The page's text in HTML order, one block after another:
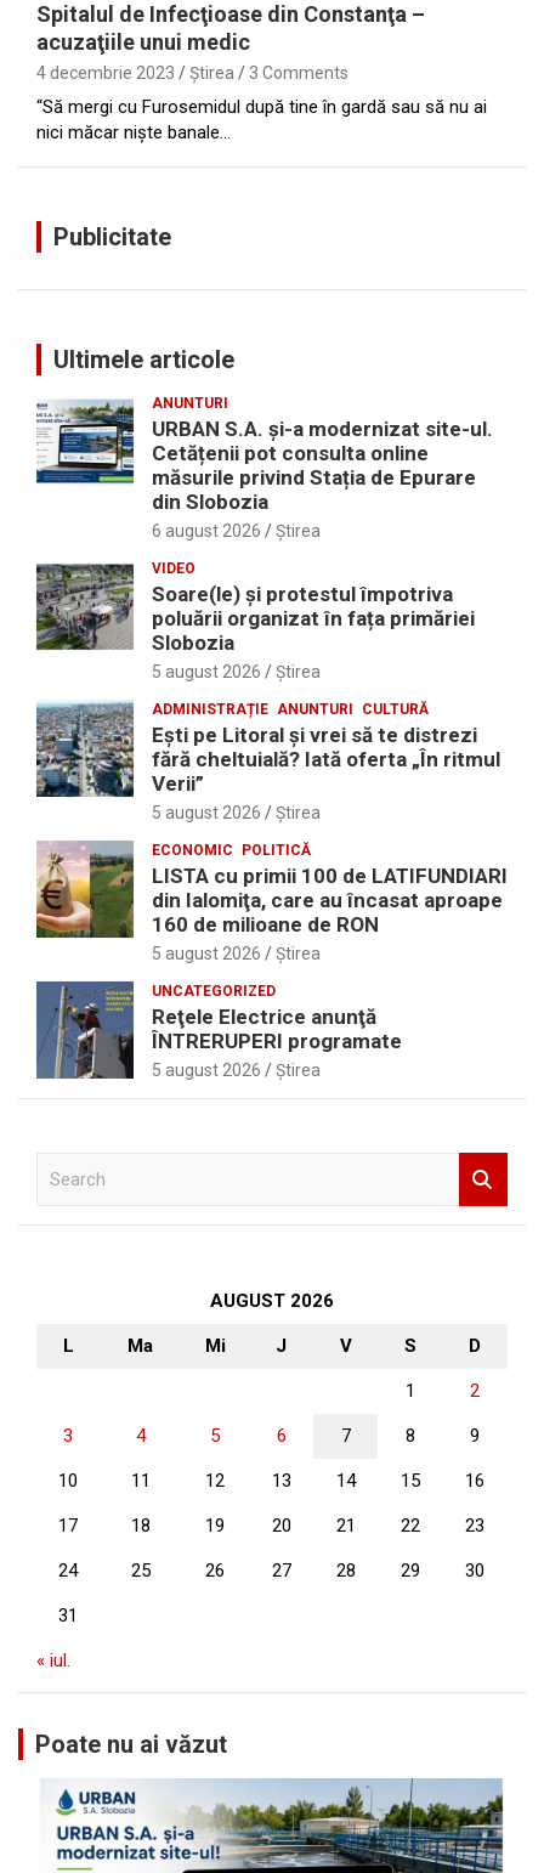
Spitalul de Infecţioase din Constanţa –
acuzaţiile unui medic
4 decembrie 2023 Ştirea 3 Comments
“Să mergi cu Furosemidul după tine în gardă sau să nu ai
nici măcar niște banale…
Publicitate
Ultimele articole
ANUNTURI
URBAN S.A. și-a modernizat site-ul.
Cetățenii pot consulta online
măsurile privind Stația de Epurare
din Slobozia
6 august 2026 Ştirea
VIDEO
Soare(le) și protestul împotriva
poluării organizat în fața primăriei
Slobozia
5 august 2026 Ştirea
ADMINISTRAȚIE ANUNTURI CULTURĂ
Eşti pe Litoral şi vrei să te distrezi
fără cheltuială? Iată oferta „În ritmul
Verii”
5 august 2026 Ştirea
ECONOMIC POLITICĂ
LISTA cu primii 100 de LATIFUNDIARI
din Ialomiţa, care au încasat aproape
160 de milioane de RON
5 august 2026 Ştirea
UNCATEGORIZED
Reţele Electrice anunţă
ÎNTRERUPERI programate
5 august 2026 Ştirea
AUGUST 2026
L Ma Mi J V S D
1 2
3 4 5 6 7 8 9
10 11 12 13 14 15 16
17 18 19 20 21 22 23
24 25 26 27 28 29 30
31
« iul.
Poate nu ai văzut